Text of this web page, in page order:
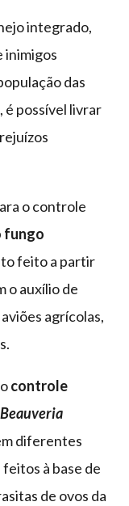
integrado,
inimigos
das
é possível livrar
o controle
fungo
feito a partir
o auxílio de
agrícolas,
controle
Beauveria
diferentes
à base de
de ovos da